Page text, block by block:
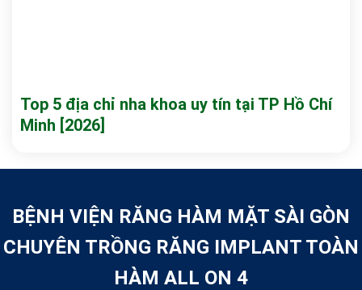
Top 5 địa chỉ nha khoa uy tín tại TP Hồ Chí
Minh [2026]
BỆNH VIỆN RĂNG HÀM MẶT SÀI GÒN
CHUYÊN TRỒNG RĂNG IMPLANT TOÀN
HÀM ALL ON 4